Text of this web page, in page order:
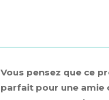
Vous pensez que ce
parfait pour une amie